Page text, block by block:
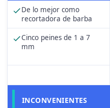
De lo mejor como
recortadora de barba
Cinco peines de 1 a 7
mm
INCONVENIENTES